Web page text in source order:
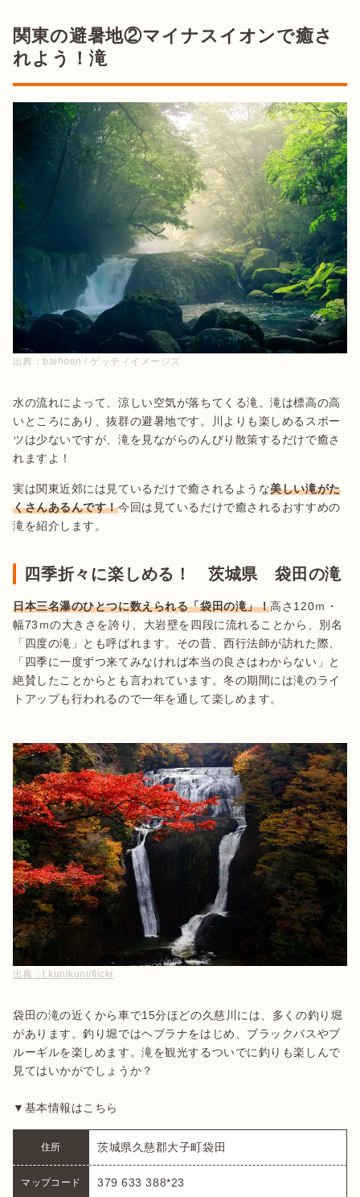
関東の避暑地②マイナスイオンで癒さ
れよう！滝
出典： baihoen / ゲッティイメージズ
水の流れによって、涼しい空気が落ちてくる滝。滝は標高の高
いところにあり、抜群の避暑地です。川よりも楽しめるスポー
ツは少ないですが、滝を見ながらのんびり散策するだけで癒さ
れますよ！
実は関東近郊には見ているだけで癒されるような美しい滝がた
くさんあるんです！今回は見ているだけで癒されるおすすめの
滝を紹介します。
四季折々に楽しめる！ 茨城県 袋田の滝
日本三名瀑のひとつに数えられる「袋田の滝」！高さ120ｍ・
幅73ｍの大きさを誇り、大岩壁を四段に流れることから、別名
「四度の滝」とも呼ばれます。その昔、西行法師が訪れた際、
「四季に一度ずつ来てみなければ本当の良さはわからない」と
絶賛したことからとも言われています。冬の期間には滝のライ
トアップも行われるので一年を通して楽しめます。
出典：t.kunikuni/flickr
袋田の滝の近くから車で15分ほどの久慈川には、多くの釣り堀
があります。釣り堀ではヘブラナをはじめ、ブラックバスやブ
ルーギルを楽しめます。滝を観光するついでに釣りも楽しんで
見てはいかがでしょうか？
▼基本情報はこちら
住所 茨城県久慈郡大子町袋田
マップコード 379 633 388*23